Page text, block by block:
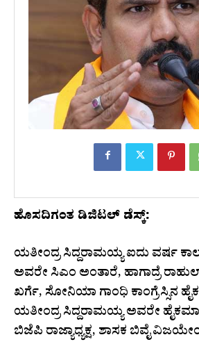
ಹೊಸದಿಗಂತ ಡಿಜಿಟಲ್ ಡೆಸ್ಕ್:
ಯತೀಂದ್ರ ಸಿದ್ದರಾಮಯ್ಯ ಐದು ವರ್ಷ
ಅವರೇ ಸಿಎಂ ಅಂತಾರೆ, ಹಾಗಾದ್ರೆ
ಖರ್ಗೆ, ಸೋನಿಯಾ ಗಾಂಧಿ ಕಾಂಗ್ರೆಸ್ಸಿನ
ಯತೀಂದ್ರ ಸಿದ್ದರಾಮಯ್ಯ ಅವರೇ
ಬಿಜೆಪಿ ರಾಜ್ಯಾಧ್ಯಕ್ಷ, ಶಾಸಕ ಬಿವೈ